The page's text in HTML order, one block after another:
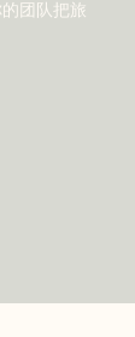
团队把旅